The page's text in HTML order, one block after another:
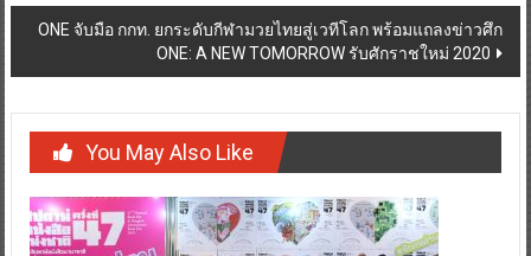
ONE จับมือ กกท. ยกระดับกีฬามวยไทยสู่เวทีโลก พร้อมแถลงข่าวศึก
ONE: A NEW TOMORROW รับศักราชใหม่ 2020
You May Also Like